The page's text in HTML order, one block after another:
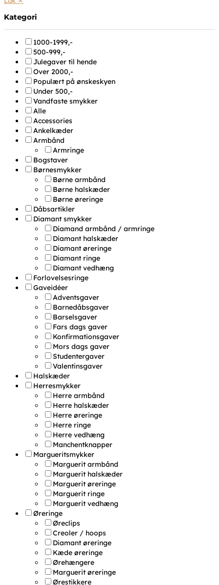
Kategori
1000-1999,-
500-999,-
Julegaver til hende
Over 2000,-
Populært på ønskeskyen
Under 500,-
Vandfaste smykker
Alle
Accessories
Ankelkæder
Armbånd
Armringe
Bogstaver
Børnesmykker
Børne armbånd
Børne halskæder
Børne øreringe
Dåbsartikler
Diamant smykker
Diamand armbånd / armringe
Diamant halskæder
Diamant øreringe
Diamant ringe
Diamant vedhæng
Forlovelsesringe
Gaveidéer
Adventsgaver
Barnedåbsgaver
Barselsgaver
Fars dags gaver
Konfirmationsgaver
Mors dags gaver
Studentergaver
Valentinsgaver
Halskæder
Herresmykker
Herre armbånd
Herre halskæder
Herre øreringe
Herre ringe
Herre vedhæng
Manchentknapper
Margueritsmykker
Marguerit armbånd
Marguerit halskæder
Marguerit øreringe
Marguerit ringe
Marguerit vedhæng
Øreringe
Øreclips
Creoler / hoops
Diamant øreringe
Kæde øreringe
Ørehængere
Marguerit øreringe
Ørestikkere